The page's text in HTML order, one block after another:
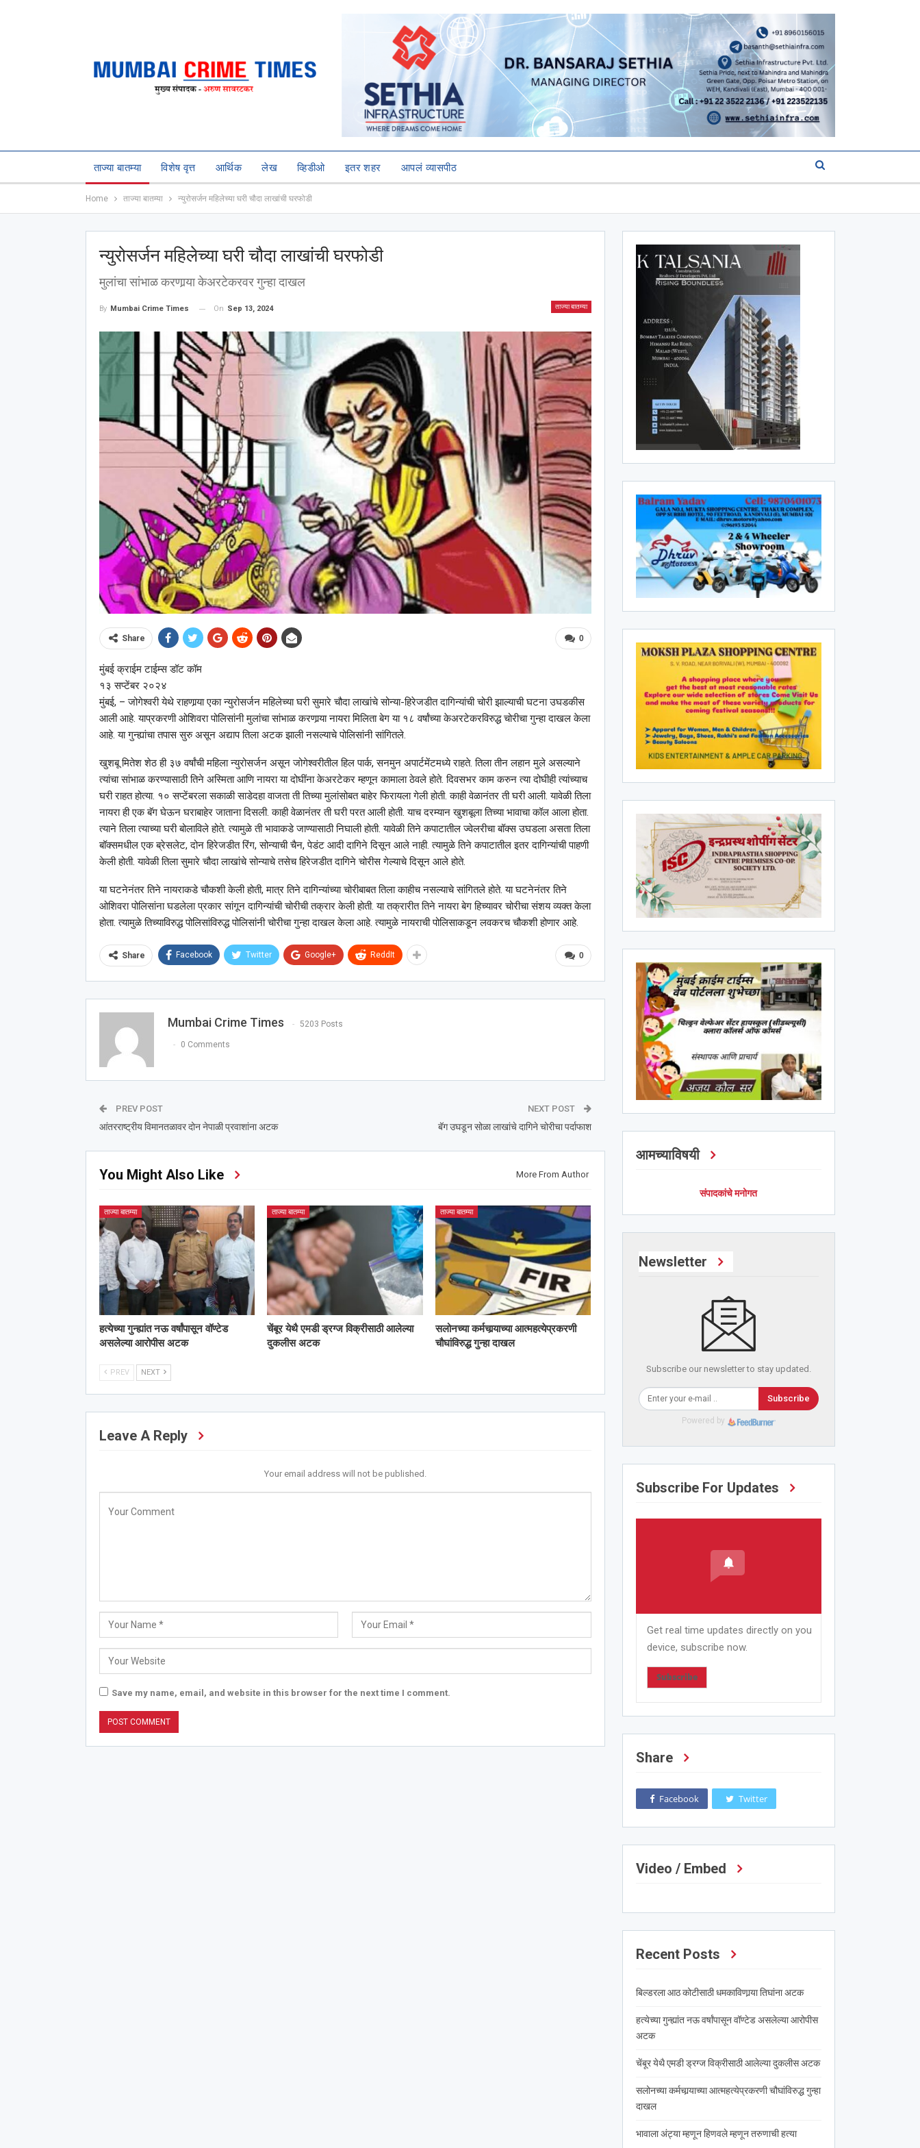
ताज्या बातम्या विशेष वृत्त आर्थिक लेख व्हिडीओ इतर शहर आपलं व्यासपीठ
Home ताज्या बातम्या न्युरोसर्जन महिलेच्या घरी चौदा लाखांची घरफोडी
न्युरोसर्जन महिलेच्या घरी चौदा लाखांची घरफोडी
मुलांचा सांभाळ करणार्‍या केअरटेकरवर गुन्हा दाखल
ताज्या बातम्या
By Mumbai Crime Times On Sep 13, 2024
0
Share
मुंबई क्राईम टाईम्स डॉट कॉम
१३ सप्टेंबर २०२४
मुंबई, – जोगेश्‍वरी येथे राहणार्‍या एका न्युरोसर्जन महिलेच्या घरी सुमारे चौदा लाखांचे सोन्या-हिरेजडीत दागिन्यांची चोरी झाल्याची घटना उघडकीस
आली आहे. याप्रकरणी ओशिवरा पोलिसांनी मुलांचा सांभाळ करणार्‍या नायरा मिलिता बेग या १८ वर्षांच्या केअरटेकरविरुद्ध चोरीचा गुन्हा दाखल केला
आहे. या गुन्ह्यांचा तपास सुरु असून अद्याप तिला अटक झाली नसल्याचे पोलिसांनी सांगितले.
खुशबू मितेश शेठ ही ३७ वर्षांची महिला न्युरोसर्जन असून जोगेश्‍वरीतील हिल पार्क, सनमुन अपार्टमेंटमध्ये राहते. तिला तीन लहान मुले असल्याने
त्यांचा सांभाळ करण्यासाठी तिने अस्मिता आणि नायरा या दोघींना केअरटेकर म्हणून कामाला ठेवले होते. दिवसभर काम करुन त्या दोघीही त्यांच्याच
घरी राहत होत्या. १० सप्टेंबरला सकाळी साडेदहा वाजता ती तिच्या मुलांसोबत बाहेर फिरायला गेली होती. काही वेळानंतर ती घरी आली. यावेळी तिला
नायरा ही एक बॅग घेऊन घराबाहेर जाताना दिसली. काही वेळानंतर ती घरी परत आली होती. याच दरम्यान खुशबूला तिच्या भावाचा कॉल आला होता.
त्याने तिला त्याच्या घरी बोलाविले होते. त्यामुळे ती भावाकडे जाण्यासाठी निघाली होती. यावेळी तिने कपाटातील ज्वेलरीचा बॉक्स उघडला असता तिला
बॉक्समधील एक ब्रेसलेट, दोन हिरेजडीत रिंग, सोन्याची चैन, पेडंट आदी दागिने दिसून आले नाही. त्यामुळे तिने कपाटातील इतर दागिन्यांची पाहणी
केली होती. यावेळी तिला सुमारे चौदा लाखांचे सोन्याचे तसेच हिरेजडीत दागिने चोरीस गेल्याचे दिसून आले होते.
या घटनेनंतर तिने नायराकडे चौकशी केली होती, मात्र तिने दागिन्यांच्या चोरीबाबत तिला काहीच नसल्याचे सांगितले होते. या घटनेनंतर तिने
ओशिवरा पोलिसांना घडलेला प्रकार सांगून दागिन्यांची चोरीची तक्रार केली होती. या तक्रारीत तिने नायरा बेग हिच्यावर चोरीचा संशय व्यक्त केला
होता. त्यामुळे तिच्याविरुद्ध पोलिसांविरुद्ध पोलिसांनी चोरीचा गुन्हा दाखल केला आहे. त्यामुळे नायराची पोलिसाकडून लवकरच चौकशी होणार आहे.
0
Share Facebook Twitter Google+ ReddIt
Mumbai Crime Times 5203 Posts
0 Comments
PREV POST
आंतरराष्ट्रीय विमानतळावर दोन नेपाळी प्रवाशांना अटक
NEXT POST
बॅग उघडून सोळा लाखांचे दागिने चोरीचा पर्दाफाश
You Might Also Like More From Author
ताज्या बातम्या
हत्येच्या गुन्ह्यांत नऊ वर्षांपासून वॉण्टेड
असलेल्या आरोपीस अटक
ताज्या बातम्या
चेंबूर येथै एमडी ड्रग्ज विक्रीसाठी आलेल्या
दुकलीस अटक
ताज्या बातम्या
सलोनच्या कर्मचार्‍याच्या आत्महत्येप्रकरणी
चौघांविरुद्ध गुन्हा दाखल
PREV NEXT
Leave A Reply
Your email address will not be published.
Save my name, email, and website in this browser for the next time I comment.
आमच्याविषयी
संपादकांचे मनोगत
Newsletter
Subscribe our newsletter to stay updated.
Subscribe
Powered by
Subscribe For Updates
Get real time updates directly on you
device, subscribe now.
Subscribe
Share
Facebook Twitter
Video / Embed
Recent Posts
बिल्डरला आठ कोटीसाठी धमकाविणार्‍या तिघांना अटक
हत्येच्या गुन्ह्यांत नऊ वर्षांपासून वॉण्टेड असलेल्या आरोपीस
अटक
चेंबूर येथै एमडी ड्रग्ज विक्रीसाठी आलेल्या दुकलीस अटक
सलोनच्या कर्मचार्‍याच्या आत्महत्येप्रकरणी चौघांविरुद्ध गुन्हा
दाखल
भावाला अंट्या म्हणून हिणवले म्हणून तरुणाची हत्या